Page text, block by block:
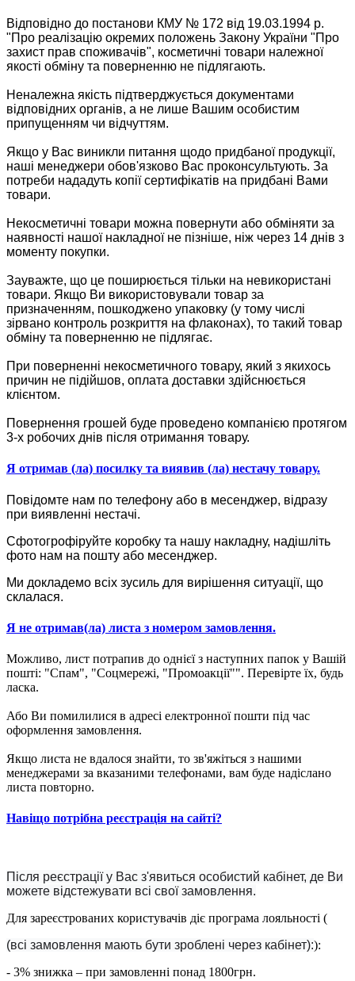
Відповідно до постанови КМУ № 172 від 19.03.1994 р.
"Про реалізацію окремих положень Закону України "Про
захист прав споживачів", косметичні товари належної
якості обміну та поверненню не підлягають.
Неналежна якість підтверджується документами
відповідних органів, а не лише Вашим особистим
припущенням чи відчуттям.
Якщо у Вас виникли питання щодо придбаної продукції,
наші менеджери обов'язково Вас проконсультують. За
потреби нададуть копії сертифікатів на придбані Вами
товари.
Некосметичні товари можна повернути або обміняти за
наявності нашої накладної не пізніше, ніж через 14 днів з
моменту покупки.
Зауважте, що це поширюється тільки на невикористані
товари. Якщо Ви використовували товар за
призначенням, пошкоджено упаковку (у тому числі
зірвано контроль розкриття на флаконах), то такий товар
обміну та поверненню не підлягає.
При поверненні некосметичного товару, який з якихось
причин не підійшов, оплата доставки здійснюється
клієнтом.
Повернення грошей буде проведено компанією протягом
3-х робочих днів після отримання товару.
Я отримав (ла) посилку та виявив (ла) нестачу товару.
Повідомте нам по телефону або в месенджер, відразу
при виявленні нестачі.
Сфотогрофіруйте коробку та нашу накладну, надішліть
фото нам на пошту або месенджер.
Ми докладемо всіх зусиль для вирішення ситуації, що
склалася.
Я не отримав(ла) листа з номером замовлення.
Можливо, лист потрапив до однієї з наступних папок у Вашій
пошті: "Спам", "Соцмережі, "Промоакції"". Перевірте їх, будь
ласка.
Або Ви помилилися в адресі електронної пошти під час
оформлення замовлення.
Якщо листа не вдалося знайти, то зв'яжіться з нашими
менеджерами за вказаними телефонами, вам буде надіслано
листа повторно.
Навіщо потрібна реєстрація на сайті?
Після реєстрації у Вас з'явиться особистий кабінет, де Ви
можете відстежувати всі свої замовлення.
Для зареєстрованих користувачів діє програма лояльності (
(всі замовлення мають бути зроблені через кабінет):):
- 3% знижка – при замовленні понад 1800грн.